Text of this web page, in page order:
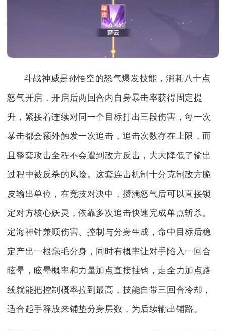
斗战神威是孙悟空的怒气爆发技能，消耗八十点
怒气开启，开启后两回合内自身暴击率获得固定提
升，紧接着连续对同一个目标打出三段伤害，每一次
暴击都会额外触发一次追击，追击次数存在上限，而
且整套攻击全程不会遭到敌方反击，大大降低了输出
过程中被反杀的风险。这套连击机制十分克制敌方脆
皮输出单位，在竞技对决中，攒满怒气后可以直接锁
定对方核心妖灵，依靠多次追击快速完成单点斩杀。
定海神针兼顾伤害、控制与分身生成，命中目标后稳
定产出一根毫毛分身，同时有概率让对手陷入一回合
眩晕，眩晕概率和力量加点直接挂钩，走全力加点路
线就能把控制概率拉到最高，技能自带三回合冷却，
适合起手释放来铺垫分身层数，为后续输出铺路。